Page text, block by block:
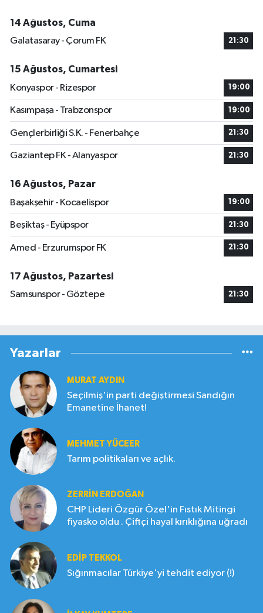
14 Ağustos, Cuma
Galatasaray - Çorum FK
21:30
15 Ağustos, Cumartesi
Konyaspor - Rizespor
19:00
Kasımpaşa - Trabzonspor 19:00
Gençlerbirliği S.K. - Fenerbahçe 21:30
Gaziantep FK - Alanyaspor 21:30
16 Ağustos, Pazar
Başakşehir - Kocaelispor
19:00
Beşiktaş - Eyüpspor 21:30
Amed - Erzurumspor FK 21:30
17 Ağustos, Pazartesi
Samsunspor - Göztepe
21:30
Yazarlar
MURAT AYDIN
Seçilmiş'in parti değiştirmesi Sandığın
Emanetine İhanet!
MEHMET YÜCEER
Tarım politikaları ve açlık.
ZERRIN ERDOĞAN
CHP Lideri Özgür Özel'in Fıstık Mitingi
fiyasko oldu . Çiftçi hayal kırıklığına uğradı
EDIP TEKKOL
Sığınmacılar Türkiye'yi tehdit ediyor (!)